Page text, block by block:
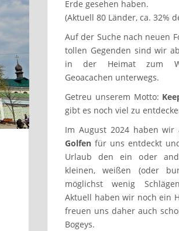
Erde gesehen haben.
(Aktuell 80 Länder, ca. 32%
Auf der Suche nach neuen
tollen Gegenden sind wir
in der Heimat zum
Geoacachen unterwegs.
Getreu unserem Motto:
gibt es noch viel zu
Im August 2024 haben wir
Golfen für uns entdeckt
Urlaub den ein oder
kleinen, weißen (oder
möglichst wenig
Aktuell haben wir noch ein
freuen uns daher auch
Bogeys.